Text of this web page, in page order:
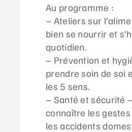
Au programme :
– Ateliers sur
bien se nourrir et
quotidien.
– Prévention et
prendre soin de soi
les 5 sens.
– Santé et sécurité
connaître les
les accidents